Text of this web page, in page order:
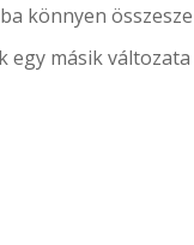
könnyen
egy másik változata